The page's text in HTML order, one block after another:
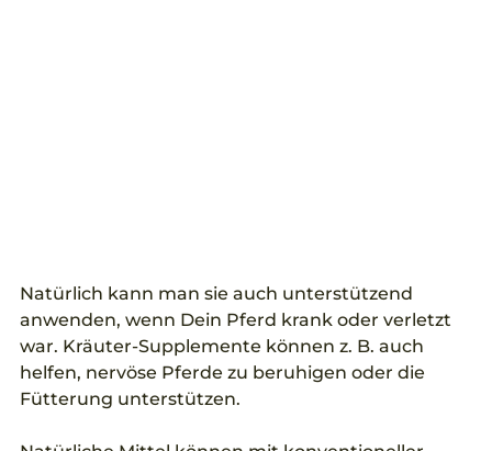
Natürlich kann man sie auch unterstützend
anwenden, wenn Dein Pferd krank oder verletzt
war. Kräuter-Supplemente können z. B. auch
helfen, nervöse Pferde zu beruhigen oder die
Fütterung unterstützen.